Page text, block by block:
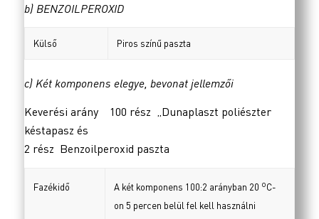
b) BENZOILPEROXID
Külső Piros színű paszta
c) Két komponens elegye, bevonat jellemzői
Keverési arány 100 rész „Dunaplaszt poliészter
késtapasz és
2 rész Benzoilperoxid paszta
Fazékidő A két komponens 100:2 arányban 20 oC-
on 5 percen belül fel kell használni